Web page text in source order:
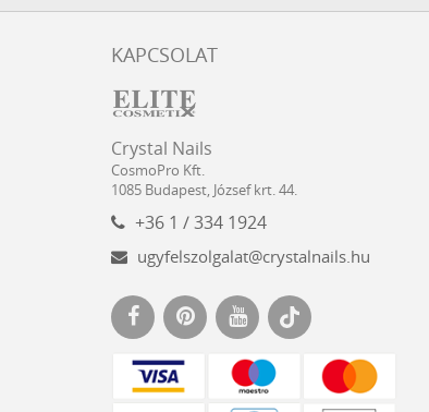
KAPCSOLAT
Nails
Kft.
Crystal Nails
CosmoPro Kft.
1085 Budapest, József krt. 44.
+36 1 / 334 1924
ugyfelszolgalat@crystalnails.hu